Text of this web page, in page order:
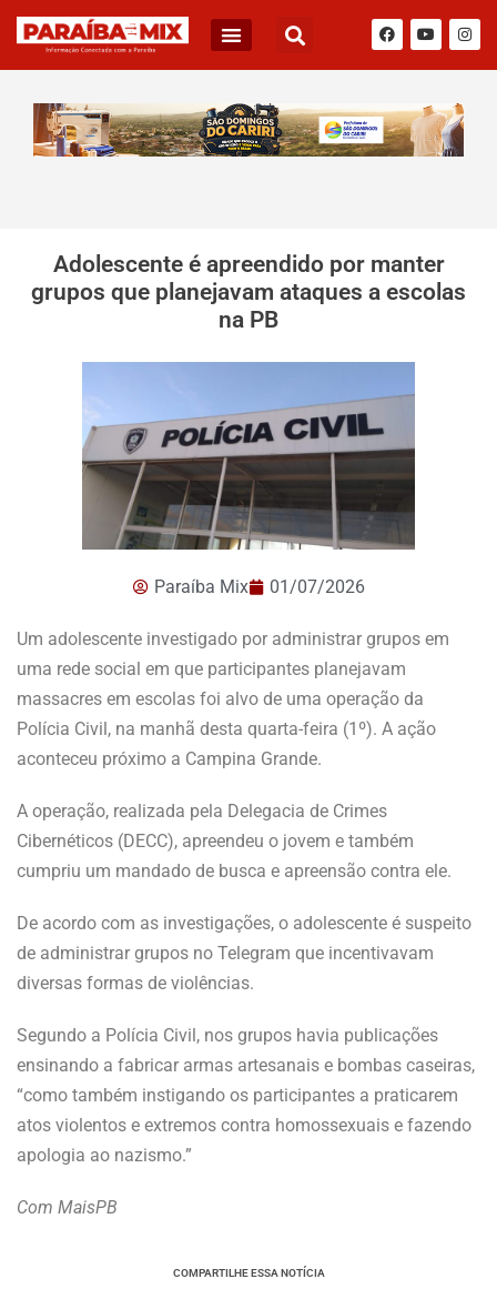
Adolescente é apreendido por manter
grupos que planejavam ataques a escolas
na PB
Paraíba Mix 01/07/2026
Um adolescente investigado por administrar grupos em
uma rede social em que participantes planejavam
massacres em escolas foi alvo de uma operação da
Polícia Civil, na manhã desta quarta-feira (1º). A ação
aconteceu próximo a Campina Grande.
A operação, realizada pela Delegacia de Crimes
Cibernéticos (DECC), apreendeu o jovem e também
cumpriu um mandado de busca e apreensão contra ele.
De acordo com as investigações, o adolescente é suspeito
de administrar grupos no Telegram que incentivavam
diversas formas de violências.
Segundo a Polícia Civil, nos grupos havia publicações
ensinando a fabricar armas artesanais e bombas caseiras,
“como também instigando os participantes a praticarem
atos violentos e extremos contra homossexuais e fazendo
apologia ao nazismo.”
Com MaisPB
COMPARTILHE ESSA NOTÍCIA